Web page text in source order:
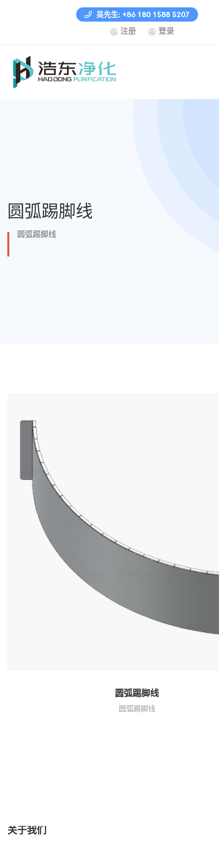
吴先生: +86 180 1588 5207
注册 登录
圆弧踢脚线
圆弧踢脚线
圆弧踢脚线
圆弧踢脚线
关于我们